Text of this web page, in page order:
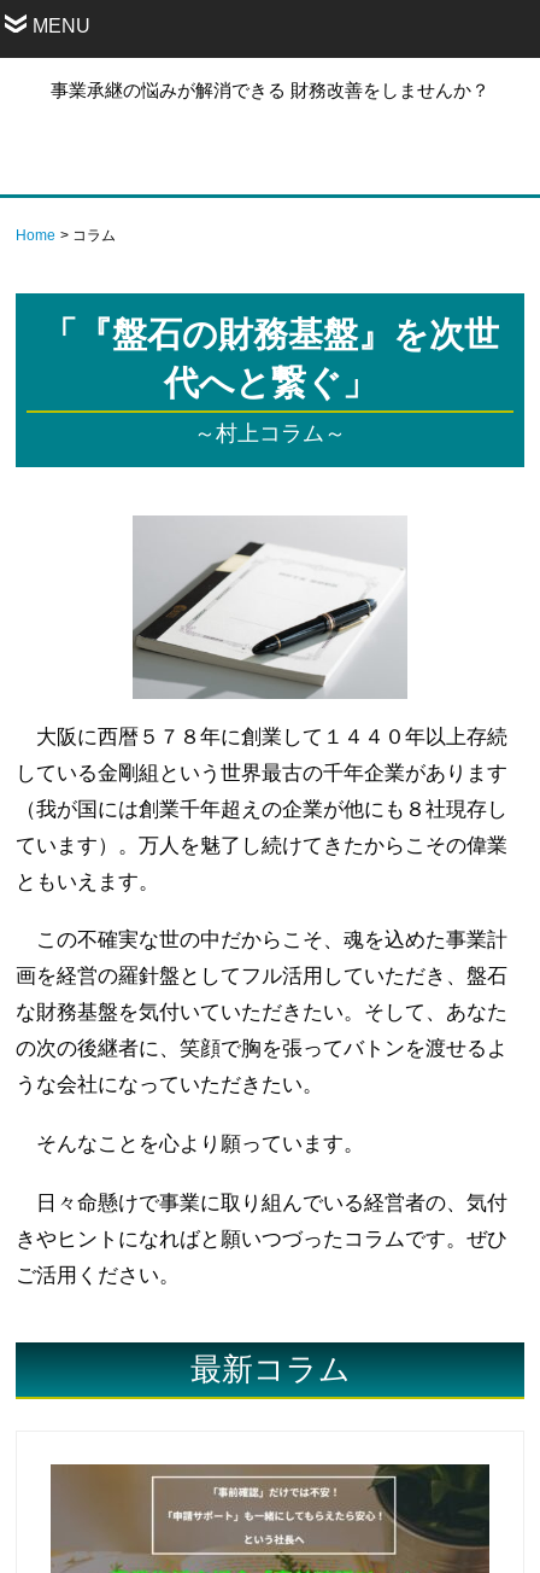
MENU
事業承継の悩みが解消できる 財務改善をしませんか？
Home コラム
「『盤石の財務基盤』を次世
代へと繋ぐ」
～村上コラム～
大阪に西暦５７８年に創業して１４４０年以上存続
している金剛組という世界最古の千年企業があります
（我が国には創業千年超えの企業が他にも８社現存し
ています）。万人を魅了し続けてきたからこその偉業
ともいえます。
この不確実な世の中だからこそ、魂を込めた事業計
画を経営の羅針盤としてフル活用していただき、盤石
な財務基盤を気付いていただきたい。そして、あなた
の次の後継者に、笑顔で胸を張ってバトンを渡せるよ
うな会社になっていただきたい。
そんなことを心より願っています。
日々命懸けで事業に取り組んでいる経営者の、気付
きやヒントになればと願いつづったコラムです。ぜひ
ご活用ください。
最新コラム